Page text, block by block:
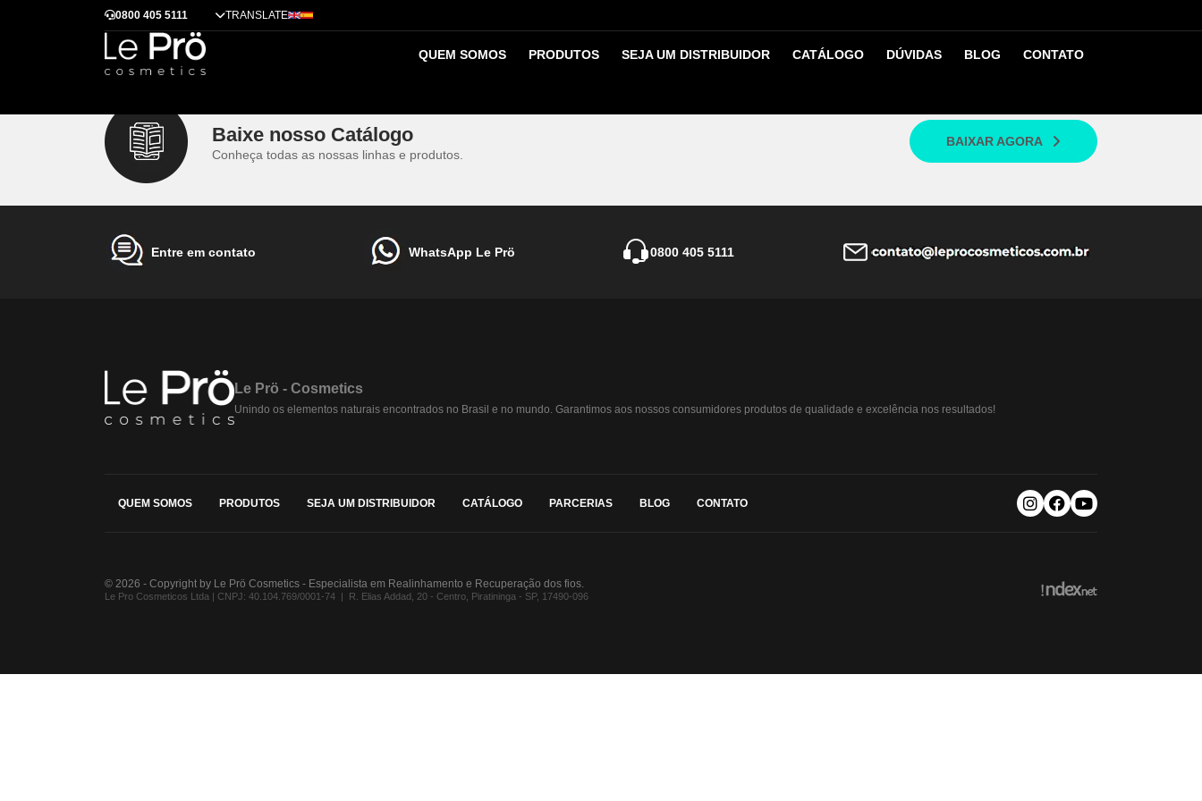
0800 405 5111 TRANSLATE
QUEM SOMOS PRODUTOS SEJA UM DISTRIBUIDOR CATÁLOGO DÚVIDAS BLOG CONTATO
TendênciasTratamentosTécnicasCases de sucesso
Qual a diferença da Progressiva e da Máscara Reconstrutora Organic?
A concentração de ácido dentro de cada produto, sendo a Máscara Reconstrutora Organic menos concentrado e a progressiva mais concentrada. Por isso o efeito da
Máscara Reconstrutora Organic é apenas de alinhamento e redução de frizz e o efeito da progressiva de alisamento.
Baixe nosso Catálogo
Conheça todas as nossas linhas e produtos.
BAIXAR AGORA
Entre em contato WhatsApp Le Prö 0800 405 5111
Le Prö - Cosmetics
Unindo os elementos naturais encontrados no Brasil e no mundo. Garantimos aos nossos consumidores produtos de qualidade e excelência nos resultados!
QUEM SOMOS PRODUTOS SEJA UM DISTRIBUIDOR CATÁLOGO PARCERIAS BLOG CONTATO
© 2026 - Copyright by Le Prö Cosmetics - Especialista em Realinhamento e Recuperação dos fios.
Le Pro Cosmeticos Ltda | CNPJ: 40.104.769/0001-74 | R. Elias Addad, 20 - Centro, Piratininga - SP, 17490-096